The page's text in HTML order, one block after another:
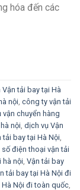
hóa đến các
Vận tải bay tại Hà
nội công ty vận tải
vận chuyển hàng
nội dịch vụ Vận
tải bay tại Hà Nội
số điện thoại vận tải
hà nội Vận tải bay
tải bay tại Hà Nội đi
Hà Nội đi toàn quốc